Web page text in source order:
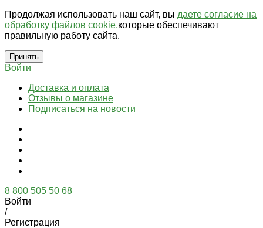
Продолжая использовать наш сайт, вы даете согласие на
обработку файлов cookie,которые обеспечивают
правильную работу сайта.
Принять
Войти
Доставка и оплата
Отзывы о магазине
Подписаться на новости
8 800 505 50 68
Войти
/
Регистрация